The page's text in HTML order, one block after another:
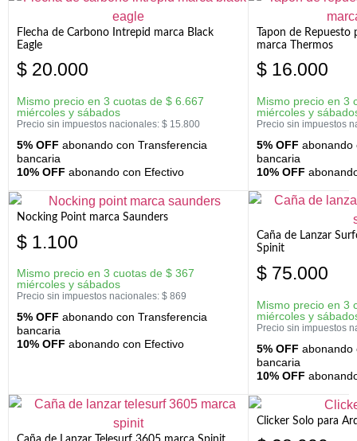
Flecha de Carbono Intrepid marca Black
Eagle
$ 20.000
Mismo precio en 3 cuotas de $ 6.667
miércoles y sábados
Precio sin impuestos nacionales: $ 15.800
5% OFF abonando con Transferencia
bancaria
10% OFF abonando con Efectivo
Tapon de Repuesto
marca Thermos
$ 16.000
Mismo precio en 3
miércoles y
Precio sin impuestos
5% OFF abonando
bancaria
10% OFF
Nocking Point marca Saunders
$ 1.100
Mismo precio en 3 cuotas de $ 367
miércoles y sábados
Precio sin impuestos nacionales: $ 869
5% OFF abonando con Transferencia
bancaria
10% OFF abonando con Efectivo
Caña de Lanzar
Spinit
$ 75.000
Mismo precio en 3
miércoles y
Precio sin impuestos
5% OFF abonando
bancaria
10% OFF
Clicker Solo para